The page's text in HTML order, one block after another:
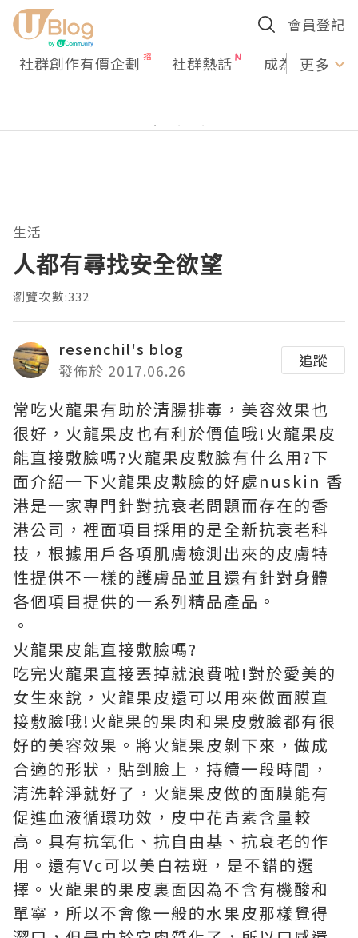
會員登記
社群創作有價企劃 社群熱話 成為U更多
生活
人都有尋找安全欲望
瀏覽次數:332
resenchil's blog
發佈於 2017.06.26
追蹤
常吃火龍果有助於清腸排毒，美容效果也
很好，火龍果皮也有利於價值哦!火龍果皮
能直接敷臉嗎?火龍果皮敷臉有什么用?下
面介紹一下火龍果皮敷臉的好處nuskin 香
港是一家專門針對抗衰老問題而存在的香
港公司，裡面項目採用的是全新抗衰老科
技，根據用戶各項肌膚檢測出來的皮膚特
性提供不一樣的護膚品並且還有針對身體
各個項目提供的一系列精品產品。
。
火龍果皮能直接敷臉嗎?
吃完火龍果直接丟掉就浪費啦!對於愛美的
女生來說，火龍果皮還可以用來做面膜直
接敷臉哦!火龍果的果肉和果皮敷臉都有很
好的美容效果。將火龍果皮剝下來，做成
合適的形狀，貼到臉上，持續一段時間，
清洗幹淨就好了，火龍果皮做的面膜能有
促進血液循環功效，皮中花青素含量較
高。具有抗氧化、抗自由基、抗衰老的作
用。還有Vc可以美白祛斑，是不錯的選
擇。火龍果的果皮裏面因為不含有機酸和
單寧，所以不會像一般的水果皮那樣覺得